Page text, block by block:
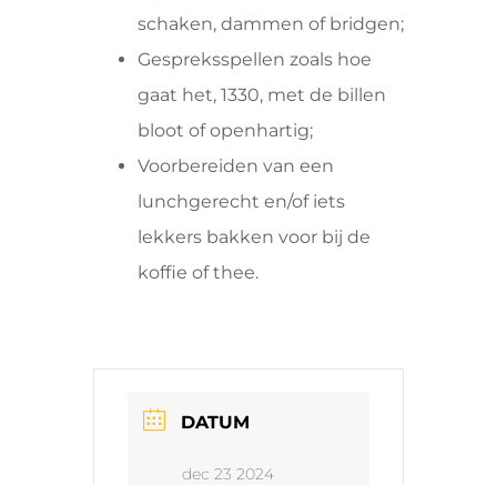
schaken, dammen of bridgen;
Gespreksspellen zoals hoe
gaat het, 1330, met de billen
bloot of openhartig;
Voorbereiden van een
lunchgerecht en/of iets
lekkers bakken voor bij de
koffie of thee.
DATUM
dec 23 2024